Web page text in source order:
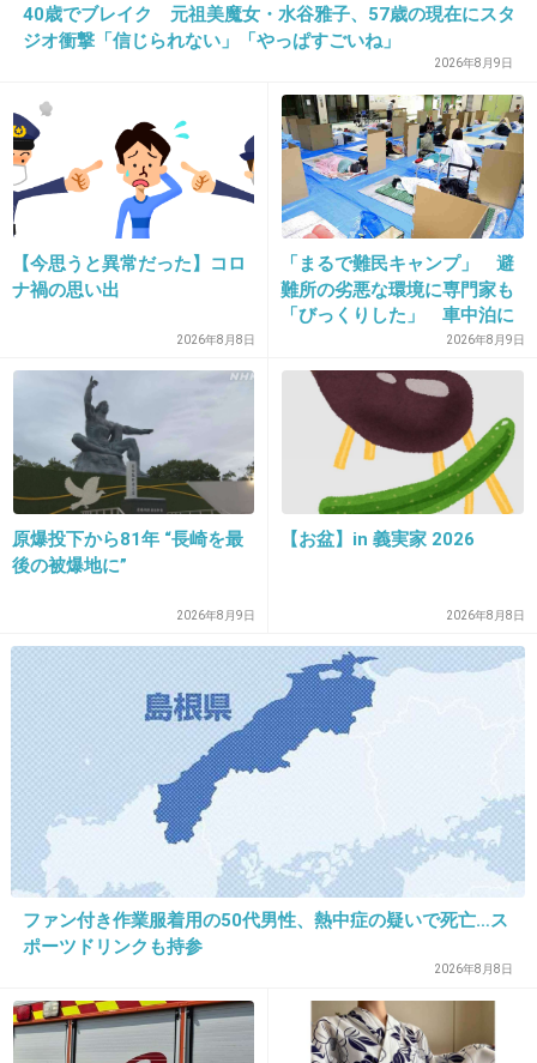
+41 -10
18. 匿名
ジャニタレだったらおクスリとかやってても正直驚かないわ
+11
19. 匿名2013/05/15(水) 16:43:09
亀梨の演技嫌いじゃないけど、この映画は全然観たいと思わないわｗ
+11
2013/05/15(水) 16:43:40
主演が加瀬亮だったらよかったのに(´･ω･｀)
2013/05/15(水) 16:45:28
もっとすごい奇行かと思ったのに・・・
-6
22. 匿名 2013/05/15(水) 16:46:09
思った以上にショーもないネタだったｗｗ
他にエピソードなかったのかｗ
+27 -6
40歳でブレイク 元祖美魔女・水谷雅子、57歳の現在にスタ
ジオ衝撃「信じられない」「やっぱすごいね」
2026年8月9日
【今思うと異常だった】コロ
ナ禍の思い出
2026年8月8日
「まるで難民キャンプ」 避
難所の劣悪な環境に専門家も
「びっくりした」 車中泊に
もリスクが 「熱したフライ
パンに飛び込むようなもの」
2026年8月9日
原爆投下から81年 “長崎を最
後の被爆地に”
2026年8月9日
【お盆】in 義実家 2026
2026年8月8日
ファン付き作業服着用の50代男性、熱中症の疑いで死亡…ス
ポーツドリンクも持参
2026年8月8日